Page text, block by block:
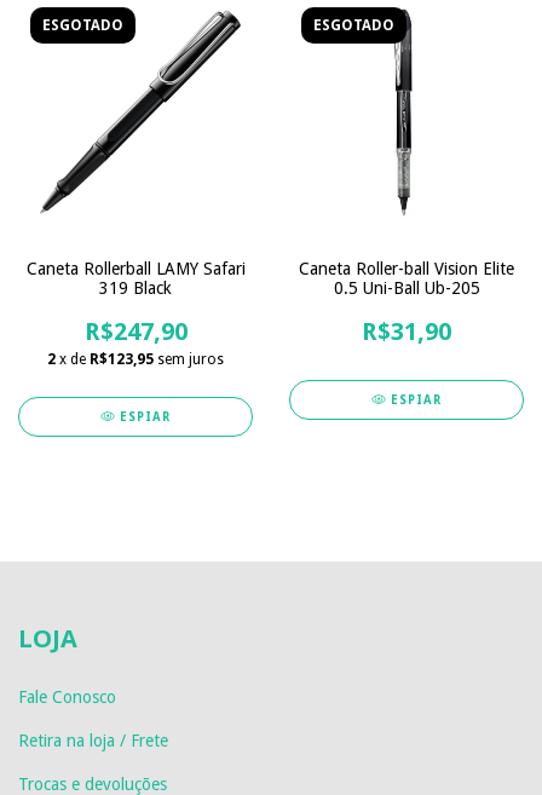
ESGOTADO
Caneta Rollerball LAMY Safari
319 Black
R$247,90
2 x de R$123,95 sem juros
ESPIAR
ESGOTADO
Caneta Roller-ball Vision Elite
0.5 Uni-Ball Ub-205
R$31,90
ESPIAR
LOJA
Fale Conosco
Retira na loja / Frete
Trocas e devoluções